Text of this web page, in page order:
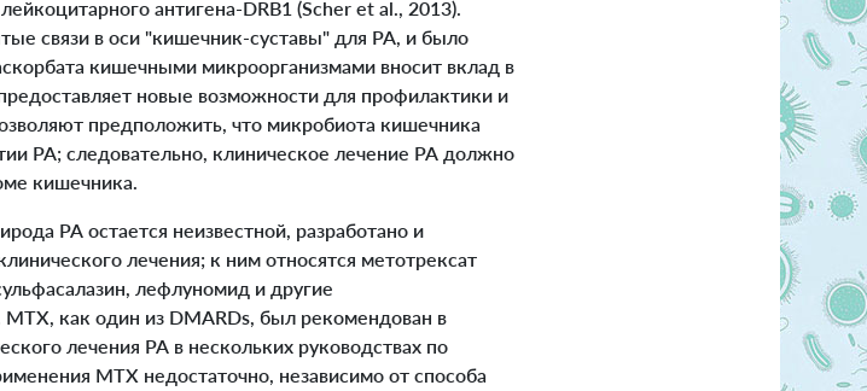
антигена-DRB1 (Scher et al., 2013).
связи в оси "кишечник-суставы" для РА, и было
кишечными микроорганизмами вносит вклад в
новые возможности для профилактики и
предположить, что микробиота кишечника
РА; следовательно, клиническое лечение РА должно
кишечника.
РА остается неизвестной, разработано и
лечения; к ним относятся метотрексат
лефлуномид и другие
как один из DMARDs, был рекомендован в
лечения РА в нескольких руководствах по
MTX недостаточно, независимо от способа